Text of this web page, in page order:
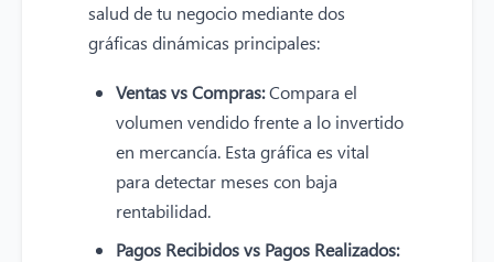
salud de tu negocio mediante dos
gráficas dinámicas principales:
Ventas vs Compras:Compara el
volumen vendido frente a lo invertido
en mercancía. Esta gráfica es vital
para detectar meses con baja
rentabilidad.
Pagos Recibidos vs Pagos Realizados: